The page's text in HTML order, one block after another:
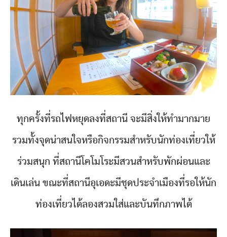
ทุกครั้งที่รถไฟหยุดลงที่สถานี จะมีสิ่งให้ทำมากมาย
รวมทั้งจุดน่าสนใจหรือกิจกรรมสำหรับนักท่องเที่ยวให้
ร่วมสนุก ที่สถานีโคโมโระมีสวนสำหรับพักผ่อนและ
เดินเล่น ขณะที่สถานีอุเอดะมีชุดประจำเมืองที่รอให้นัก
ท่องเที่ยวได้ลองสวมใส่และบันทึกภาพได้